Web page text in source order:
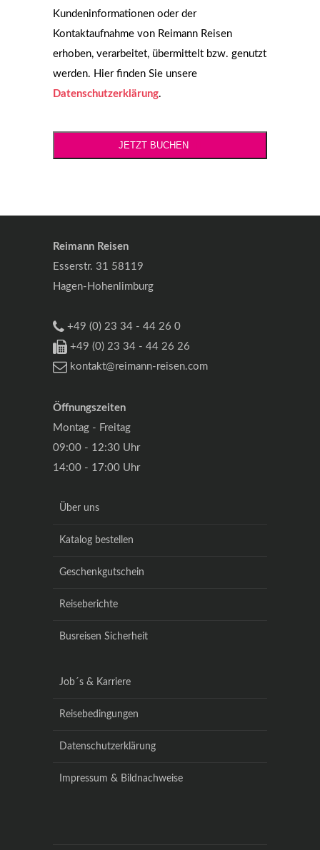
Kundeninformationen oder der
Kontaktaufnahme von Reimann Reisen
erhoben, verarbeitet, übermittelt bzw. genutzt
werden. Hier finden Sie unsere
Datenschutzerklärung.
JETZT BUCHEN
Reimann Reisen
Esserstr. 31 58119
Hagen-Hohenlimburg
+49 (0) 23 34 - 44 26 0
+49 (0) 23 34 - 44 26 26
kontakt@reimann-reisen.com
Öffnungszeiten
Montag - Freitag
09:00 - 12:30 Uhr
14:00 - 17:00 Uhr
Über uns
Katalog bestellen
Geschenkgutschein
Reiseberichte
Busreisen Sicherheit
Job´s & Karriere
Reisebedingungen
Datenschutzerklärung
Impressum & Bildnachweise